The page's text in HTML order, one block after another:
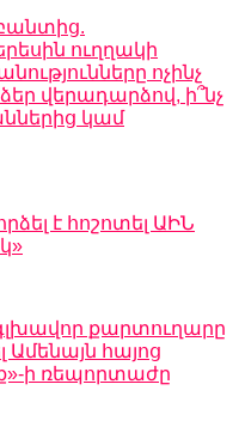
ուղղակի
ոչինչ
վերադարձով, ի՞նչ
կամ
է հոշոտել ԱԻՆ
քարտուղարը
հայոց
ի ռեպորտաժը